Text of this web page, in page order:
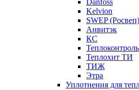
Danfoss
Kelvion
SWEP (Росвеп)
Анвитэк
КС
Теплоконтроль
Теплохит ТИ
ТИЖ
Этра
Уплотнения для